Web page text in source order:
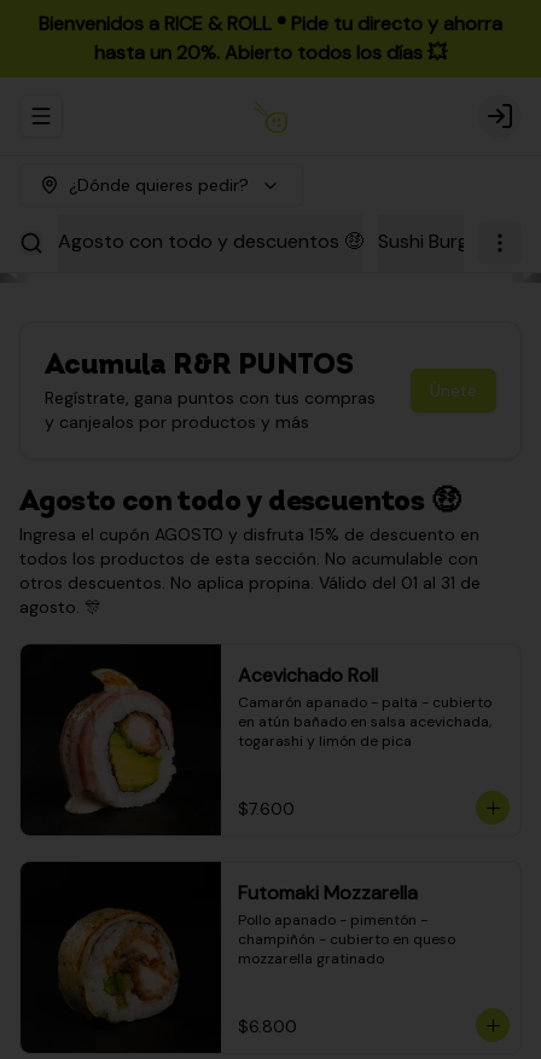
Bienvenidos a RICE & ROLL ®️ Pide tu directo y ahorra
hasta un 20%. Abierto todos los días 💥
Abrir menu de navegación Login
¿Dónde quieres pedir?
Agosto con todo y descuentos 🤑 Sushi Burgers
Acumula R&R PUNTOS
Regístrate, gana puntos con tus compras
y canjealos por productos y más
Únete
Agosto con todo y descuentos 🤑
Ingresa el cupón AGOSTO y disfruta 15% de descuento en
todos los productos de esta sección. No acumulable con
otros descuentos. No aplica propina. Válido del 01 al 31 de
agosto. 🎊
Acevichado Roll
Camarón apanado - palta - cubierto
en atún bañado en salsa acevichada,
togarashi y limón de pica
$7.600
Futomaki Mozzarella
Pollo apanado - pimentón -
champiñón - cubierto en queso
mozzarella gratinado
$6.800